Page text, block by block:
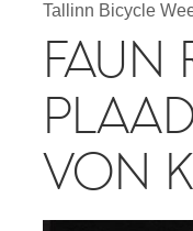
Tallinn Bicycle
FAUN
VON